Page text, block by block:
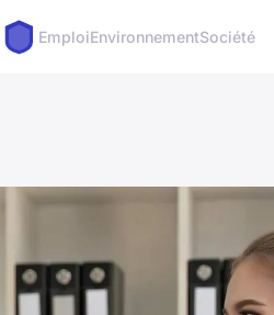
EmploiEnvironnementSociété